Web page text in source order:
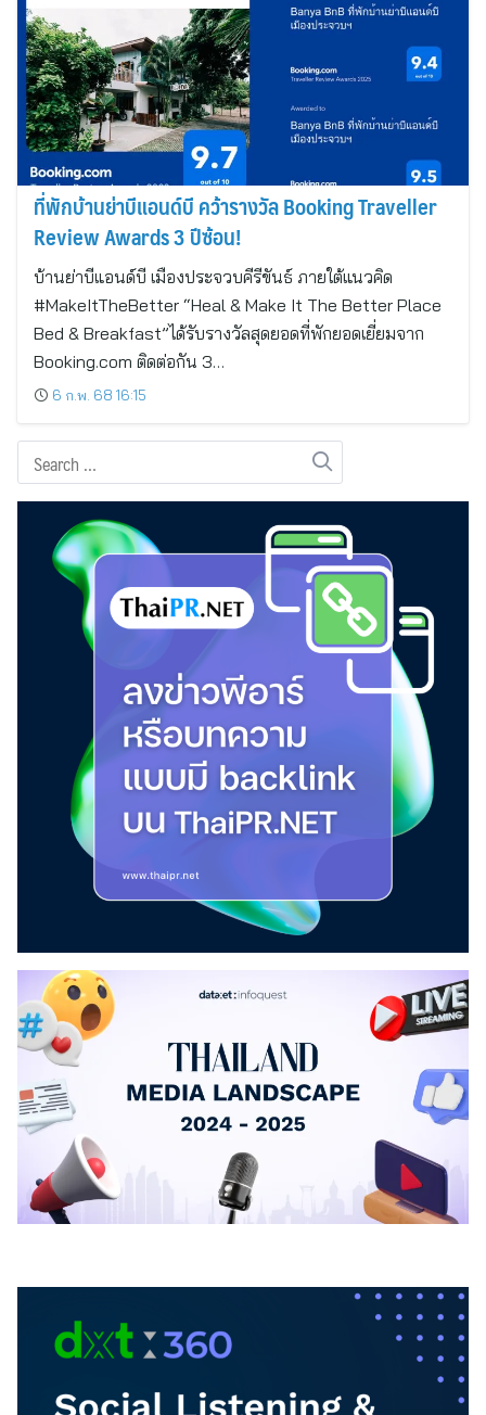
ที่พักบ้านย่าบีแอนด์บี คว้ารางวัล Booking Traveller
Review Awards 3 ปีซ้อน!
บ้านย่าบีแอนด์บี เมืองประจวบคีรีขันธ์ ภายใต้แนวคิด
#MakeItTheBetter “Heal & Make It The Better Place
Bed & Breakfast”ได้รับรางวัลสุดยอดที่พักยอดเยี่ยมจาก
Booking.com ติดต่อกัน 3…
6 ก.พ. 68 16:15